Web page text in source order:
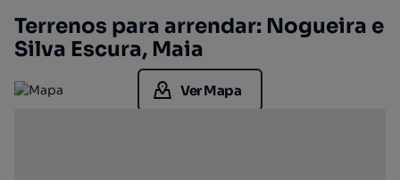
Terrenos para arrendar: Nogueira e
Silva Escura, Maia
Ver Mapa